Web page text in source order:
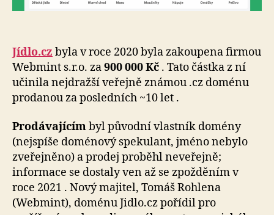
Jídlo.cz byla v roce 2020 byla zakoupena firmou
Webmint s.r.o. za900 000 Kč . Tato částka z ní
učinila nejdražší veřejně známou .cz doménu
prodanou za posledních ~10 let .
Prodávajícímbyl původní vlastník domény
(nejspíše doménový spekulant, jméno nebylo
zveřejněno) a prodej proběhl neveřejně;
informace se dostaly ven až se zpožděním v
roce 2021 . Nový majitel, Tomáš Rohlena
(Webmint), doménu Jidlo.cz pořídil pro